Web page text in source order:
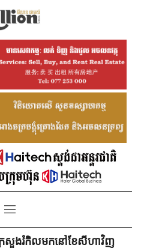
ក្រសួងរំកិលមកនៅខែសីហាវិញ